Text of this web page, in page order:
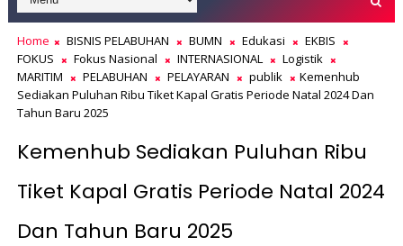
Home BISNIS PELABUHAN BUMN Edukasi
EKBIS
FOKUS
Fokus Nasional INTERNASIONAL
Logistik
MARITIM
PELABUHAN PELAYARAN publik
Kemenhub
Sediakan Puluhan Ribu Tiket Kapal Gratis Periode Natal 2024 Dan
Tahun Baru 2025
Kemenhub Sediakan Puluhan Ribu
Tiket Kapal Gratis Periode Natal 2024
Dan Tahun Baru 2025